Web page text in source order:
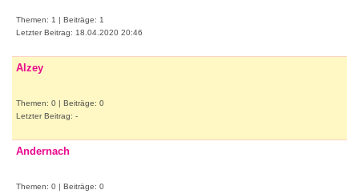
Themen: 1 | Beiträge: 1
Letzter Beitrag: 18.04.2020 20:46
Alzey
Themen: 0 | Beiträge: 0
Letzter Beitrag: -
Andernach
Themen: 0 | Beiträge: 0